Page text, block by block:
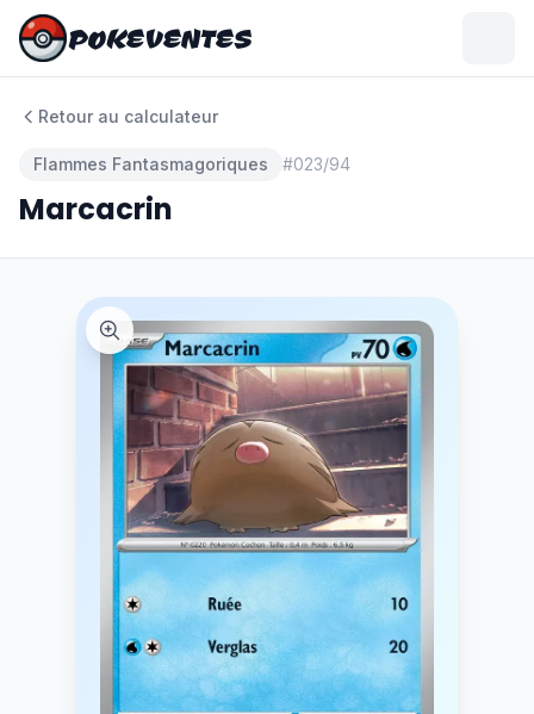
POKEVENTES
POKEVENTES
Retour au calculateur
Flammes Fantasmagoriques #023/94
Marcacrin